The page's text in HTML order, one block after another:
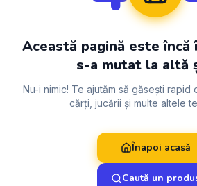
Această pagină este încă
s-a mutat la altă
Nu-i nimic! Te ajutăm să găsești
cărți, jucării și multe altele
Înapoi acasă
Caută un